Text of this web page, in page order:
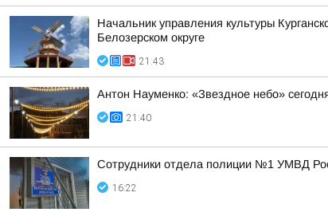
Начальник управления культуры
Белозерском округе
21:43
Антон Науменко: «Звездное небо»
21:40
Сотрудники отдела полиции №1 УМВД
16:22